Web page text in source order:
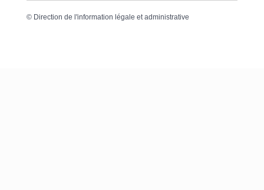
© Direction de l'information légale et administrative